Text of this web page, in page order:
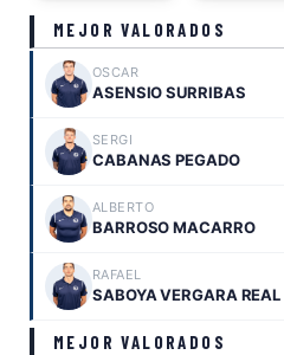
MEJOR VALORADOS
OSCAR
ASENSIO SURRIBAS
SERGI
CABANAS PEGADO
ALBERTO
BARROSO MACARRO
RAFAEL
SABOYA VERGARA REAL
MEJOR VALORADOS